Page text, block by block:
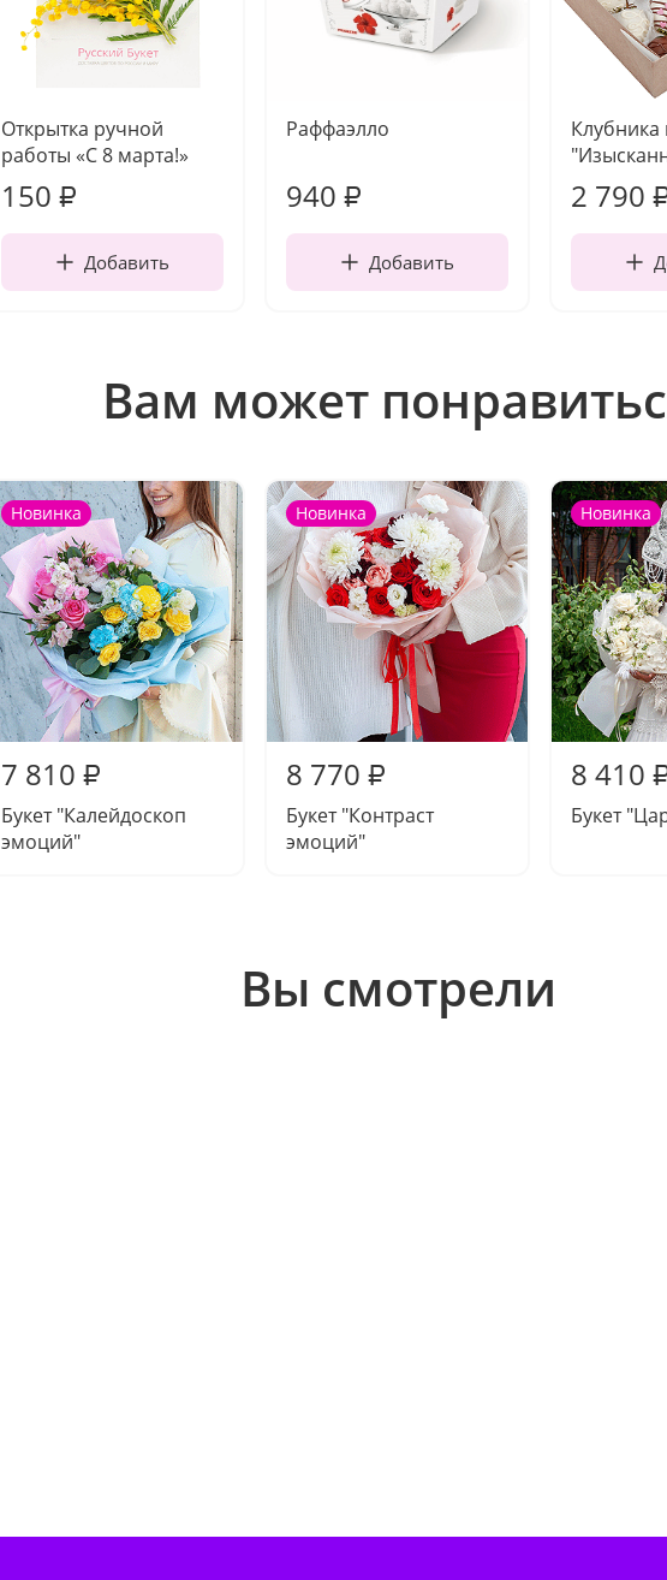
Открытка ручной
работы «С 8 марта!»
150 ₽
Добавить
Раффаэлло
940 ₽
Добавить
2 790
Вам может
Новинка
7 810 ₽
Букет "Калейдоскоп
эмоций"
Новинка
8 770 ₽
Букет "Контраст
эмоций"
Новинка
8 410
Букет
Вы смотрели